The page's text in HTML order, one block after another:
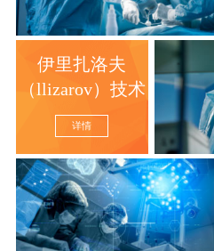
伊里扎洛夫
（llizarov）技术
详情